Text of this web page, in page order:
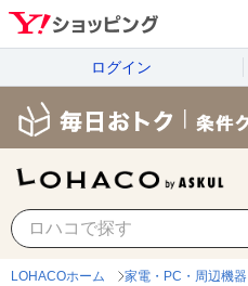
ログイン
LOHACOホーム 家電・PC・周辺機器